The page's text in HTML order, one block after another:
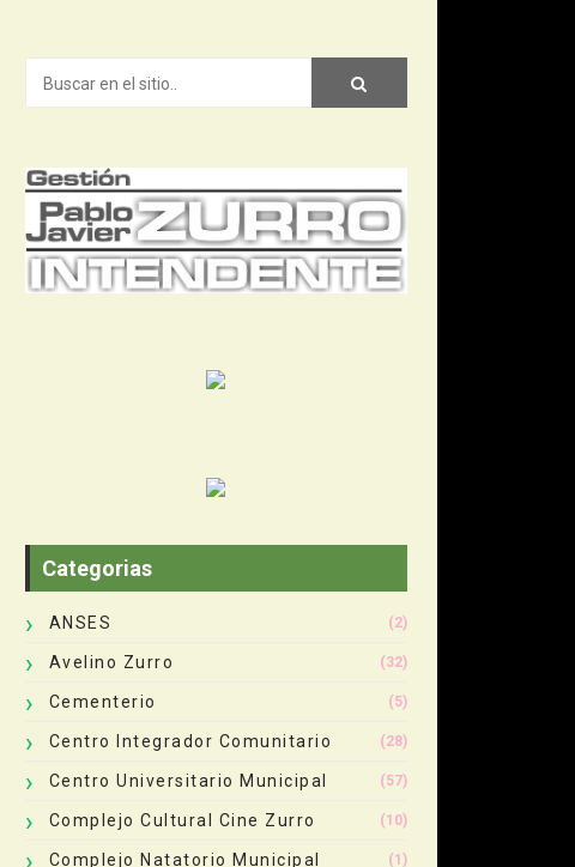
Categorias
ANSES (2)
Avelino Zurro (32)
Cementerio (5)
Centro Integrador Comunitario (28)
Centro Universitario Municipal (57)
Complejo Cultural Cine Zurro (10)
Complejo Natatorio Municipal (1)